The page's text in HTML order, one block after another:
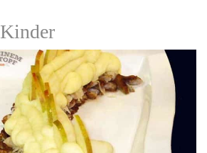
Kinder